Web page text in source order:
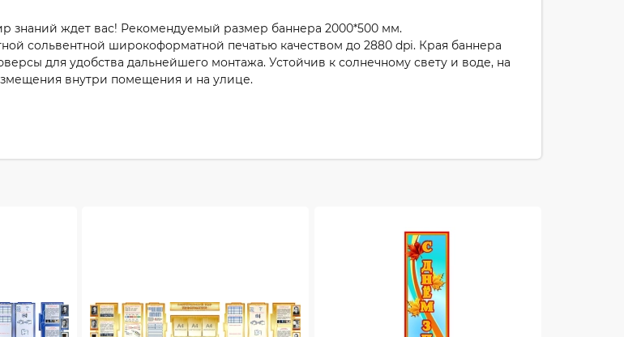
знаний ждет вас! Рекомендуемый размер баннера 2000*500 мм.
сольвентной широкоформатной печатью качеством до 2880 dpi. Края баннера
для удобства дальнейшего монтажа. Устойчив к солнечному свету и воде, на
внутри помещения и на улице.